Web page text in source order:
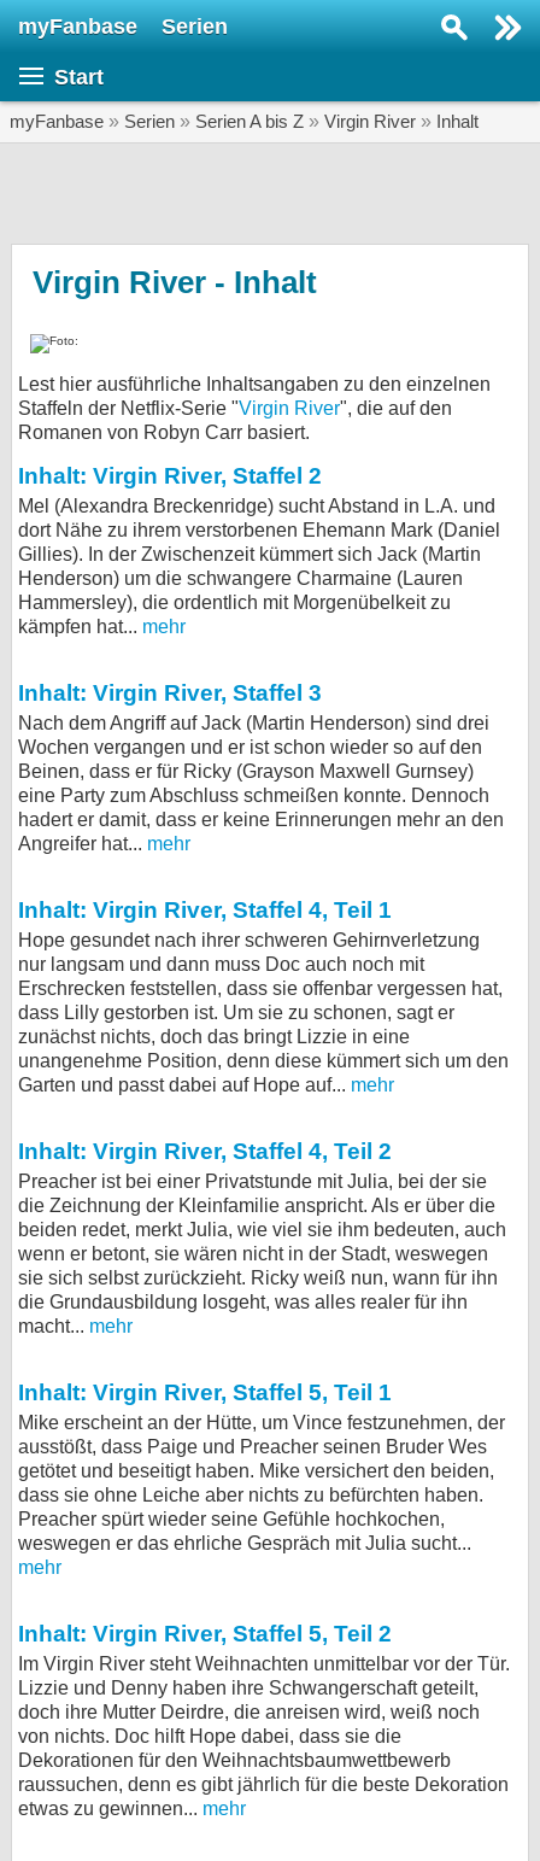
myFanbase Serien
Start
myFanbase » Serien » Serien A bis Z » Virgin River » Inhalt
Virgin River - Inhalt
Lest hier ausführliche Inhaltsangaben zu den einzelnen
Staffeln der Netflix-Serie "Virgin River", die auf den
Romanen von Robyn Carr basiert.
Inhalt: Virgin River, Staffel 2
Mel (Alexandra Breckenridge) sucht Abstand in L.A. und
dort Nähe zu ihrem verstorbenen Ehemann Mark (Daniel
Gillies). In der Zwischenzeit kümmert sich Jack (Martin
Henderson) um die schwangere Charmaine (Lauren
Hammersley), die ordentlich mit Morgenübelkeit zu
kämpfen hat... mehr
Inhalt: Virgin River, Staffel 3
Nach dem Angriff auf Jack (Martin Henderson) sind drei
Wochen vergangen und er ist schon wieder so auf den
Beinen, dass er für Ricky (Grayson Maxwell Gurnsey)
eine Party zum Abschluss schmeißen konnte. Dennoch
hadert er damit, dass er keine Erinnerungen mehr an den
Angreifer hat... mehr
Inhalt: Virgin River, Staffel 4, Teil 1
Hope gesundet nach ihrer schweren Gehirnverletzung
nur langsam und dann muss Doc auch noch mit
Erschrecken feststellen, dass sie offenbar vergessen hat,
dass Lilly gestorben ist. Um sie zu schonen, sagt er
zunächst nichts, doch das bringt Lizzie in eine
unangenehme Position, denn diese kümmert sich um den
Garten und passt dabei auf Hope auf... mehr
Inhalt: Virgin River, Staffel 4, Teil 2
Preacher ist bei einer Privatstunde mit Julia, bei der sie
die Zeichnung der Kleinfamilie anspricht. Als er über die
beiden redet, merkt Julia, wie viel sie ihm bedeuten, auch
wenn er betont, sie wären nicht in der Stadt, weswegen
sie sich selbst zurückzieht. Ricky weiß nun, wann für ihn
die Grundausbildung losgeht, was alles realer für ihn
macht... mehr
Inhalt: Virgin River, Staffel 5, Teil 1
Mike erscheint an der Hütte, um Vince festzunehmen, der
ausstößt, dass Paige und Preacher seinen Bruder Wes
getötet und beseitigt haben. Mike versichert den beiden,
dass sie ohne Leiche aber nichts zu befürchten haben.
Preacher spürt wieder seine Gefühle hochkochen,
weswegen er das ehrliche Gespräch mit Julia sucht...
mehr
Inhalt: Virgin River, Staffel 5, Teil 2
Im Virgin River steht Weihnachten unmittelbar vor der Tür.
Lizzie und Denny haben ihre Schwangerschaft geteilt,
doch ihre Mutter Deirdre, die anreisen wird, weiß noch
von nichts. Doc hilft Hope dabei, dass sie die
Dekorationen für den Weihnachtsbaumwettbewerb
raussuchen, denn es gibt jährlich für die beste Dekoration
etwas zu gewinnen... mehr
SERIEN
Specials
SERVICE
Gewinnspiele
Forum
bei X
Kontakt
Nutzungsbedingungen
Datenschutz
Impressum
Desktop-Ansicht
myFanbase